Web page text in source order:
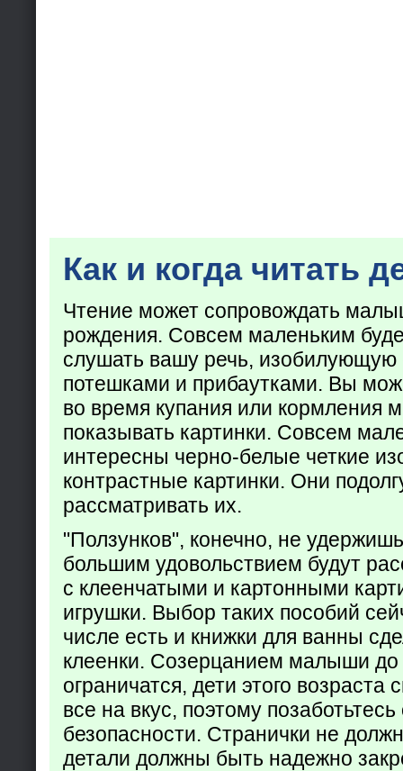
Как и когда читать
Чтение может сопровождать
рождения. Совсем маленьким
слушать вашу речь,
потешками и прибаутками. Вы
во время купания или кормления
показывать картинки. Совсем
интересны черно-белые четкие
контрастные картинки. Они
рассматривать их.
"Ползунков", конечно, не
большим удовольствием будут
с клеенчатыми и картонными
игрушки. Выбор таких пособий
числе есть и книжки для ванны
клеенки. Созерцанием малыши до
ограничатся, дети этого возраста
все на вкус, поэтому позаботьтесь
безопасности. Странички не
детали должны быть надежно